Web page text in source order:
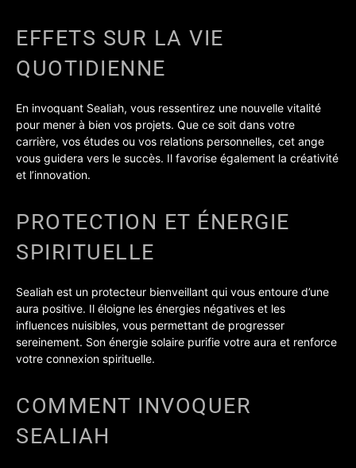
EFFETS SUR LA VIE
QUOTIDIENNE
En invoquant Sealiah, vous ressentirez une nouvelle vitalité
pour mener à bien vos projets. Que ce soit dans votre
carrière, vos études ou vos relations personnelles, cet ange
vous guidera vers le succès. Il favorise également la créativité
et l’innovation.
PROTECTION ET ÉNERGIE
SPIRITUELLE
Sealiah est un protecteur bienveillant qui vous entoure d’une
aura positive. Il éloigne les énergies négatives et les
influences nuisibles, vous permettant de progresser
sereinement. Son énergie solaire purifie votre aura et renforce
votre connexion spirituelle.
COMMENT INVOQUER
SEALIAH